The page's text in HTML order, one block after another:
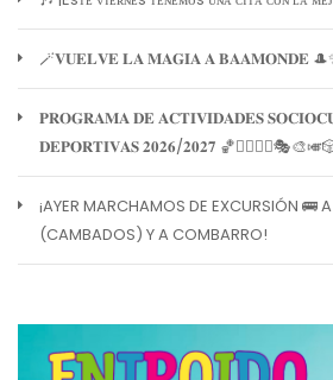
🪄𝐕𝐔𝐄𝐋𝐕𝐄 𝐋𝐀 𝐌𝐀𝐆𝐈𝐀 𝐀 𝐁𝐀𝐀𝐌𝐎𝐍𝐃𝐄
𝐏𝐑𝐎𝐆𝐑𝐀𝐌𝐀 𝐃𝐄 𝐀𝐂𝐓𝐈𝐕𝐈𝐃𝐀𝐃𝐄𝐒
𝐃𝐄𝐏𝐎𝐑𝐓𝐈𝐕𝐀𝐒 𝟐𝟎𝟐𝟔/𝟐𝟎𝟐𝟕
¡AYER MARCHAMOS DE EXCURSIÓN 🚌
(CAMBADOS) Y A COMBARRO!